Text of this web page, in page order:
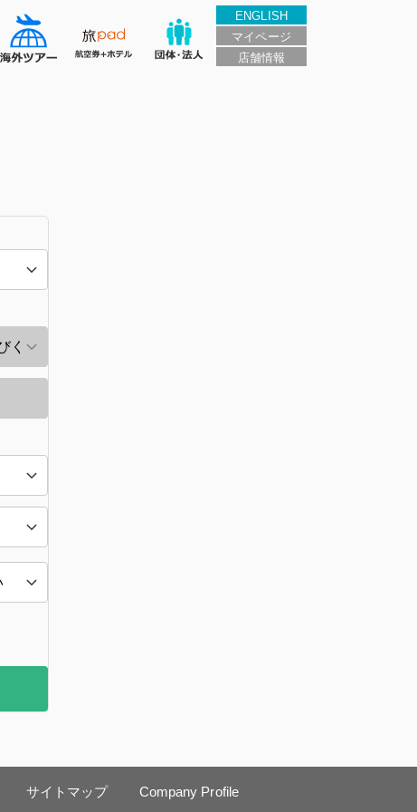
ENGLISH
マイページ
店舗情報
サイトマップ Company Profile